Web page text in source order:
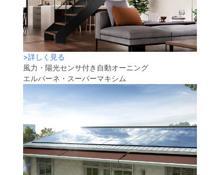
>詳しく見る
風力・陽光センサ付き自動オーニング
エルバーネ・スーパーマキシム